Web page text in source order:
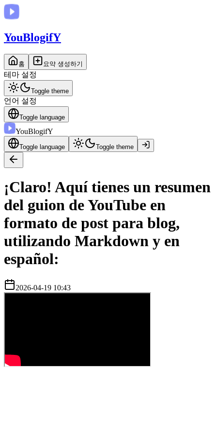
YouBlogifY
홈 요약 생성하기
테마 설정
Toggle theme
언어 설정
Toggle language
YouBlogifY
Toggle language Toggle theme
¡Claro! Aquí tienes un resumen
del guion de YouTube en
formato de post para blog,
utilizando Markdown y en
español:
2026-04-19 10:43